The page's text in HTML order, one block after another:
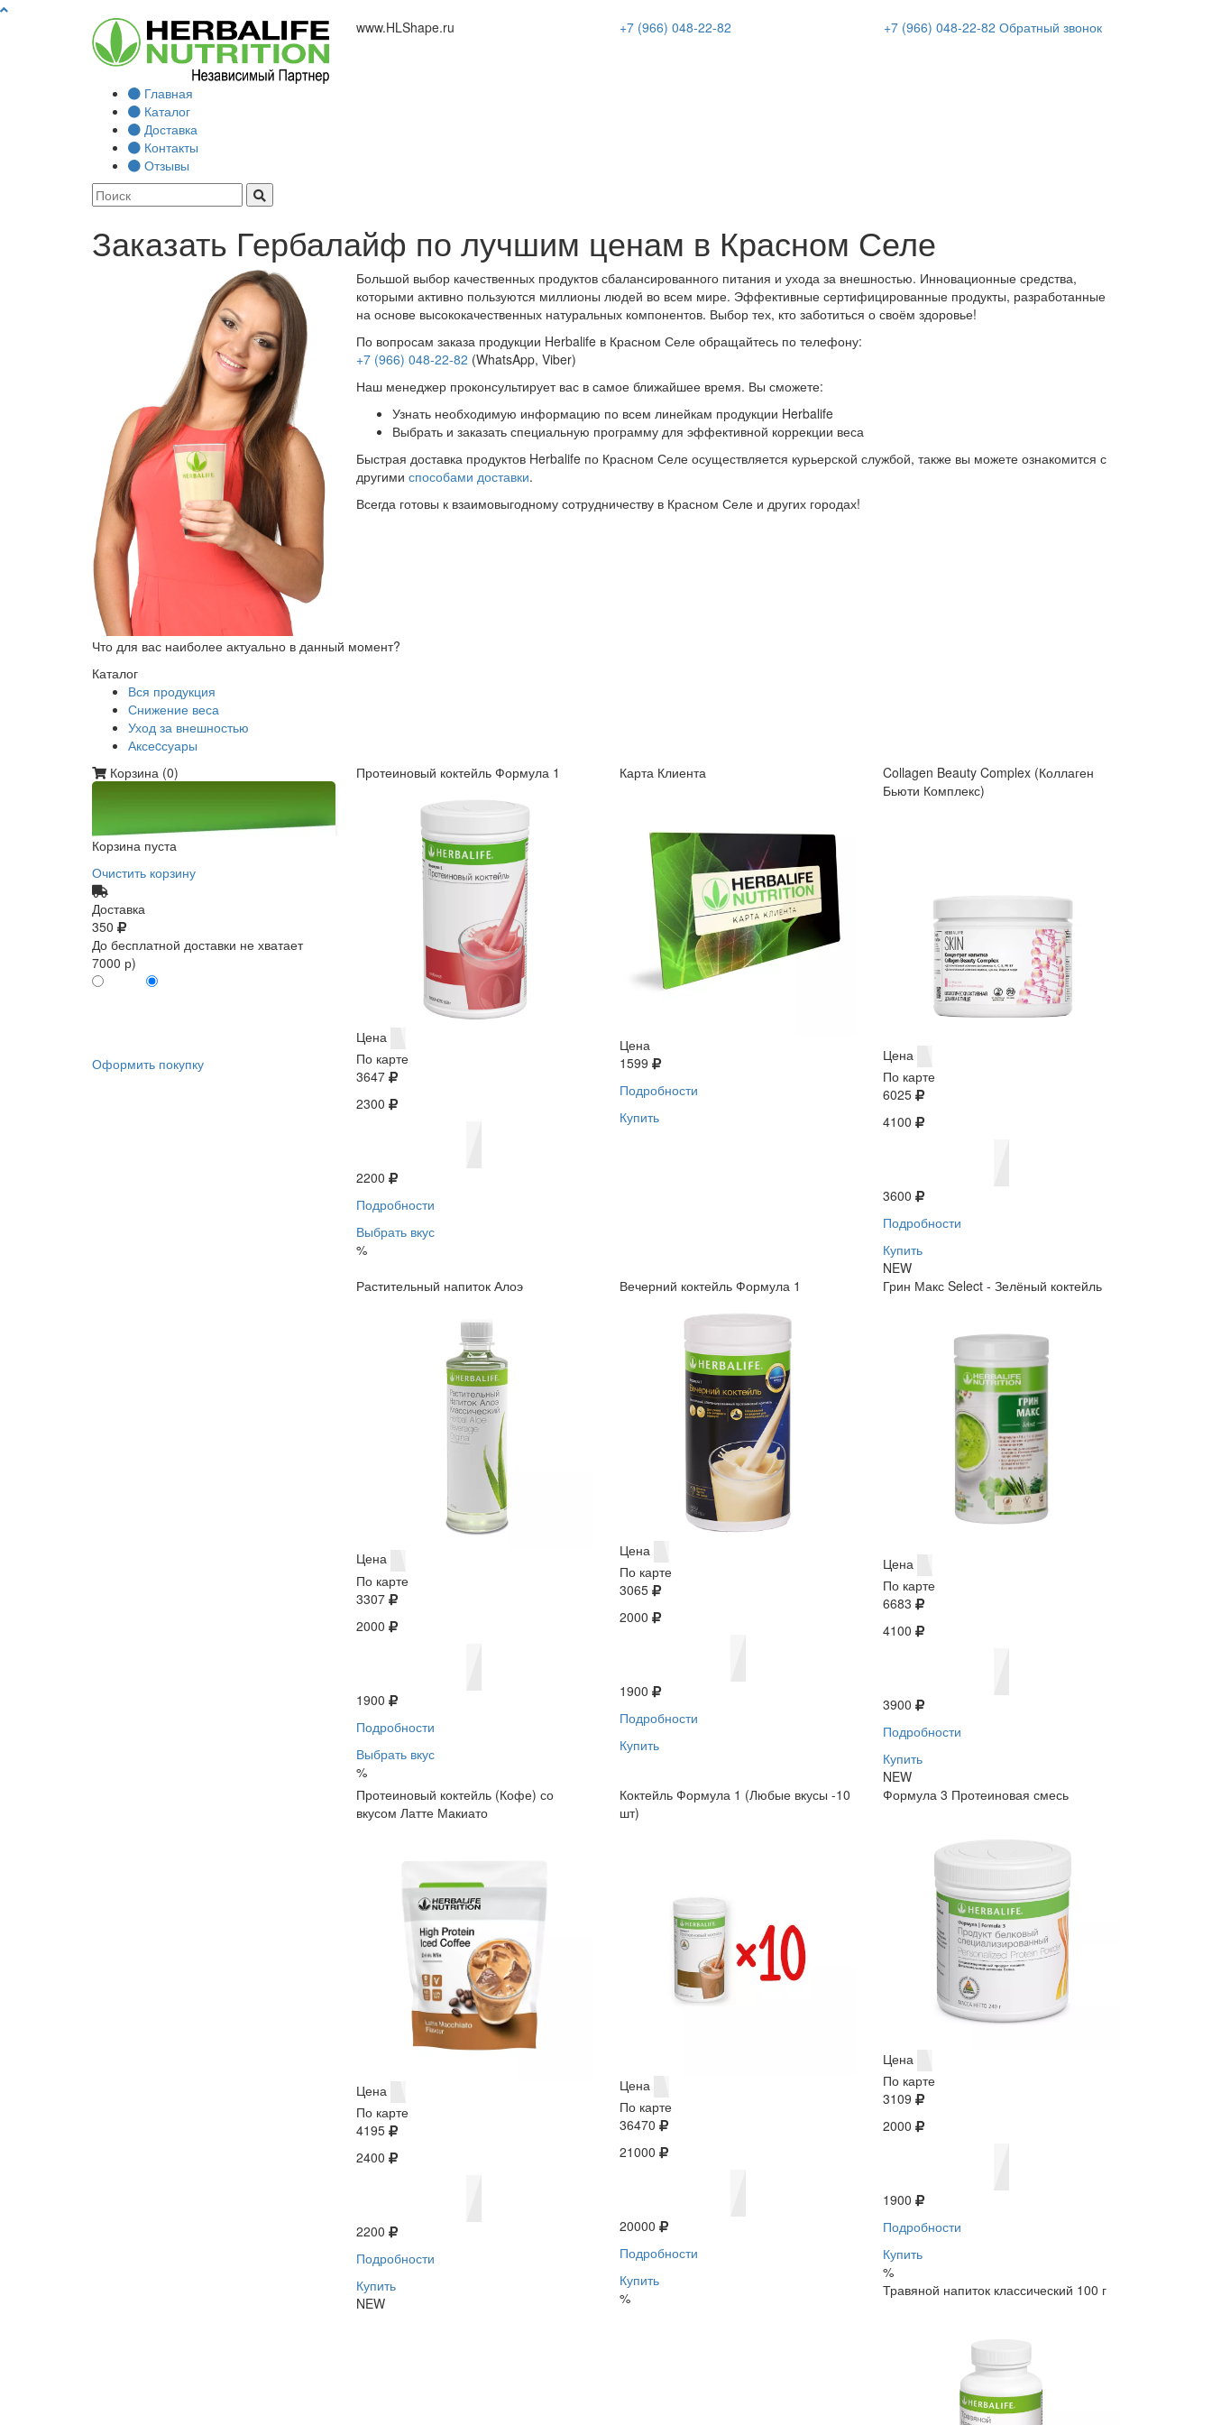
www.HLShape.ru +7 (966) 048-22-82 +7 (966) 048-22-82 Обратный звонок
Главная
Каталог
Доставка
Контакты
Отзывы
Заказать Гербалайф по лучшим ценам в Красном Селе
Большой выбор качественных продуктов сбалансированного питания и ухода за внешностью. Инновационные средства,
которыми активно пользуются миллионы людей во всем мире. Эффективные сертифицированные продукты, разработанные
на основе высококачественных натуральных компонентов. Выбор тех, кто заботиться о своём здоровье!
По вопросам заказа продукции Herbalife в Красном Селе обращайтесь по телефону:
+7 (966) 048-22-82 (WhatsApp, Viber)
Наш менеджер проконсультирует вас в самое ближайшее время. Вы сможете:
Узнать необходимую информацию по всем линейкам продукции Herbalife
Выбрать и заказать специальную программу для эффективной коррекции веса
Быстрая доставка продуктов Herbalife по Красном Селе осуществляется курьерской службой, также вы можете ознакомится с
другими способами доставки.
Всегда готовы к взаимовыгодному сотрудничеству в Красном Селе и других городах!
Что для вас наиболее актуально в данный момент?
Каталог
Вся продукция
Снижение веса
Уход за внешностью
Аксеcсуары
Корзина (0)
Корзина пуста
Очистить корзину
Доставка
350
До бесплатной доставки не хватает
7000 р)
Оформить покупку
Протеиновый коктейль Формула 1
Цена
По карте
3647
2300
2200
Подробности
Выбрать вкус
%
Карта Клиента
Цена
1599
Подробности
Купить
Collagen Beauty Complex (Коллаген
Бьюти Комплекс)
Цена
По карте
6025
4100
3600
Подробности
Купить
NEW
Растительный напиток Алоэ
Цена
По карте
3307
2000
1900
Подробности
Выбрать вкус
%
Вечерний коктейль Формула 1
Цена
По карте
3065
2000
1900
Подробности
Купить
Грин Макс Select - Зелёный коктейль
Цена
По карте
6683
4100
3900
Подробности
Купить
NEW
Протеиновый коктейль (Кофе) со
вкусом Латте Макиато
Цена
По карте
4195
2400
2200
Подробности
Купить
NEW
Коктейль Формула 1 (Любые вкусы -10
шт)
Цена
По карте
36470
21000
20000
Подробности
Купить
%
Формула 3 Протеиновая смесь
Цена
По карте
3109
2000
1900
Подробности
Купить
%
Травяной напиток классический 100 г